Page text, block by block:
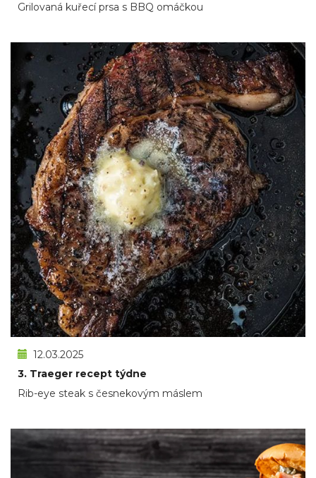
Grilovaná kuřecí prsa s BBQ omáčkou
12.03.2025
3. Traeger recept týdne
Rib-eye steak s česnekovým máslem